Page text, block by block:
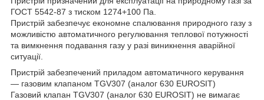
ГОСТ 5542-87 з тиском 1274+100 Па.
Пристрій забезпечує економне спалювання природного газу з
можливістю автоматичного регулювання теплової потужності
та вимкнення подавання газу у разі виникнення аварійної
ситуації.
Пристрій забезпечений приладом автоматичного керування
— газовим клапаном TGV307 (аналог 630 EUROSIT)
Газовий клапан TGV307 (аналог 630 EUROSIT) не вимагає